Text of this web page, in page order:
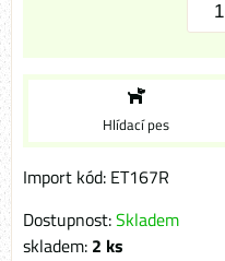
Hlídací pes
Import kód: ET167R
Dostupnost:Skladem
skladem: 2 ks